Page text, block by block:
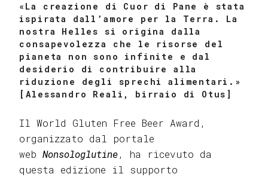
«La creazione di Cuor di Pane è stata
ispirata dall’amore per la Terra. La
nostra Helles si origina dalla
consapevolezza che le risorse del
pianeta non sono infinite e dal
desiderio di contribuire alla
riduzione degli sprechi alimentari.»
[Alessandro Reali, birraio di Otus]
Il World Gluten Free Beer Award,
organizzato dal portale
webNonsologlutine, ha ricevuto da
questa edizione il supporto